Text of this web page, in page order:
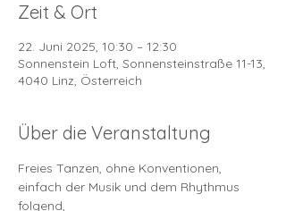
Zeit & Ort
22. Juni 2025, 10:30 – 12:30
Sonnenstein Loft, Sonnensteinstraße 11-13,
4040 Linz, Österreich
Über die Veranstaltung
Freies Tanzen, ohne Konventionen,
einfach der Musik und dem Rhythmus
folgend,